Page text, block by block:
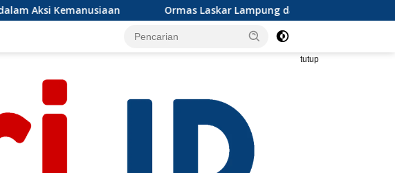
Ormas Laskar Lampung dan Grib jaya Lampung selatan mengapresiasi
tutup